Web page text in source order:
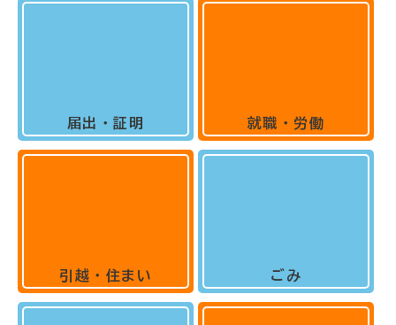
届出・証明
引越・住まい
就職・労働
ごみ